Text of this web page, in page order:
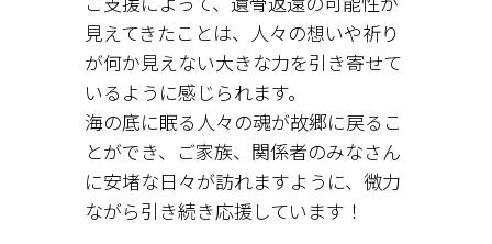
見えてきたことは、人々の想いや祈り
が何か見えない大きな力を引き寄せて
いるように感じられます。
海の底に眠る人々の魂が故郷に戻るこ
とができ、ご家族、関係者のみなさん
に安堵な日々が訪れますように、微力
ながら引き続き応援しています！